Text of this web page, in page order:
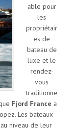
able pour
les
propriétair
es de
bateau de
luxe et le
rendez-
vous
traditionne
Fjord France a
Les bateaux
niveau de leur